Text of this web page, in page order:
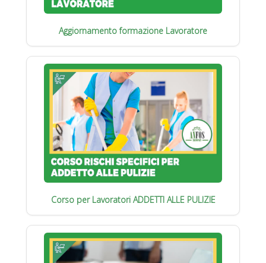
Aggiornamento formazione Lavoratore
Corso per Lavoratori ADDETTI ALLE PULIZIE